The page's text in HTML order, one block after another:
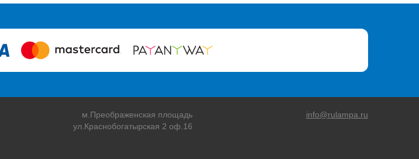
м.Преображенская площадь
ул.Краснобогатырская 2 оф.16
info@rulampa.ru